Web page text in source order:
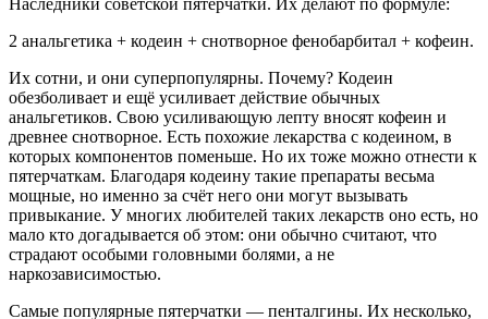
2 анальгетика + кодеин + снотворное фенобарбитал + кофеин.
Их сотни, и они суперпопулярны. Почему? Кодеин
обезболивает и ещё усиливает действие обычных
анальгетиков. Свою усиливающую лепту вносят кофеин и
древнее снотворное. Есть похожие лекарства с кодеином, в
которых компонентов поменьше. Но их тоже можно отнести к
пятерчаткам. Благодаря кодеину такие препараты весьма
мощные, но именно за счёт него они могут вызывать
привыкание. У многих любителей таких лекарств оно есть, но
мало кто догадывается об этом: они обычно считают, что
страдают особыми головными болями, а не
наркозависимостью.
Самые популярные пятерчатки — пенталгины. Их несколько,